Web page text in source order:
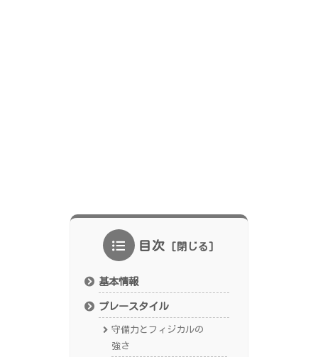
目次
基本情報
プレースタイル
守備力とフィジカルの
強さ